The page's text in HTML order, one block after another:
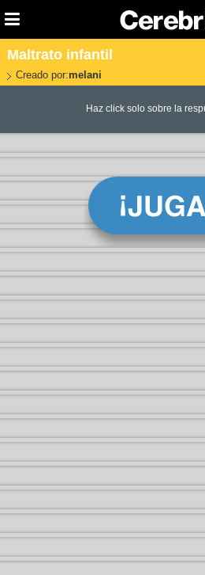
Maltrato infantil
Creado por:melani
Haz click solo sobre la